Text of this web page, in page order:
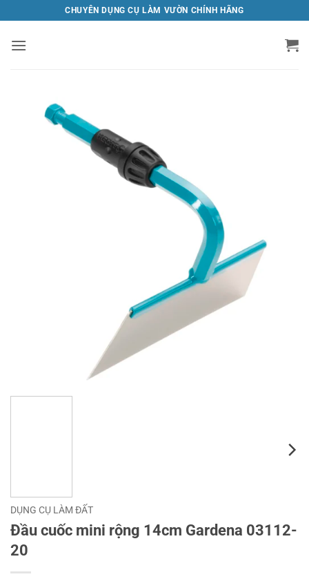
qua
nội
CHUYÊN DỤNG CỤ LÀM VƯỜN CHÍNH HÃNG
DỤNG CỤ LÀM ĐẤT
Đầu cuốc mini rộng 14cm Gardena 03112-
20